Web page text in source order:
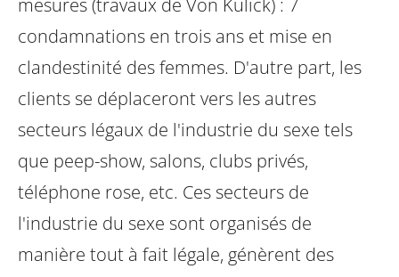
mesures (travaux de Von Kulick) : 7
condamnations en trois ans et mise en
clandestinité des femmes. D'autre part, les
clients se déplaceront vers les autres
secteurs légaux de l'industrie du sexe tels
que peep-show, salons, clubs privés,
téléphone rose, etc. Ces secteurs de
l'industrie du sexe sont organisés de
manière tout à fait légale, génèrent des